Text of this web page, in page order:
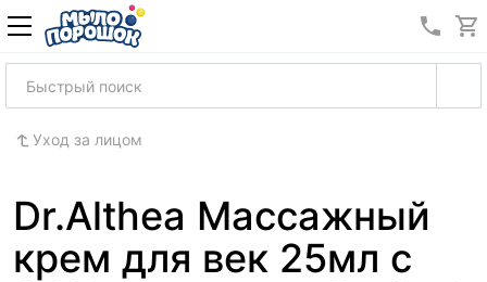
8
Уход за лицом
Dr.Althea Массажный
крем для век 25мл с